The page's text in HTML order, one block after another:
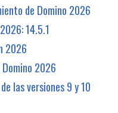
de Domino 2026
14.5.1
2026
2026
las versiones 9 y 10